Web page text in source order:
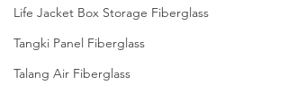
Life Jacket Box Storage Fiberglass
Tangki Panel Fiberglass
Talang Air Fiberglass